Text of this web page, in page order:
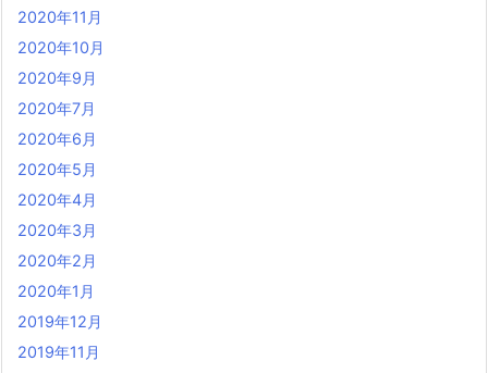
2020年11月
2020年10月
2020年9月
2020年7月
2020年6月
2020年5月
2020年4月
2020年3月
2020年2月
2020年1月
2019年12月
2019年11月